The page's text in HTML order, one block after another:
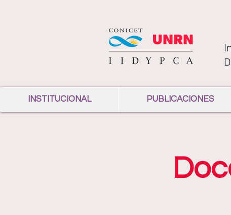
INSTITUCIONAL PUBLICACIONES